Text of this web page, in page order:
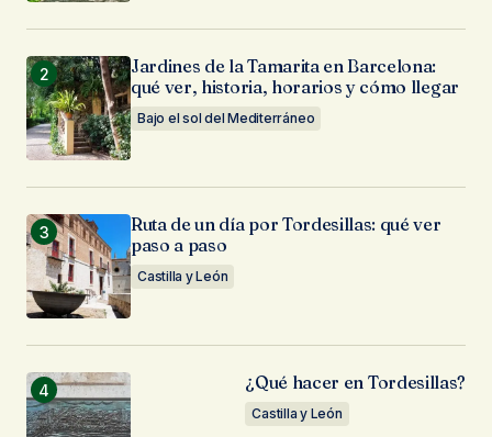
Jardines de la Tamarita en Barcelona:
qué ver, historia, horarios y cómo llegar
Bajo el sol del Mediterráneo
Ruta de un día por Tordesillas: qué ver
paso a paso
Castilla y León
¿Qué hacer en Tordesillas?
Castilla y León